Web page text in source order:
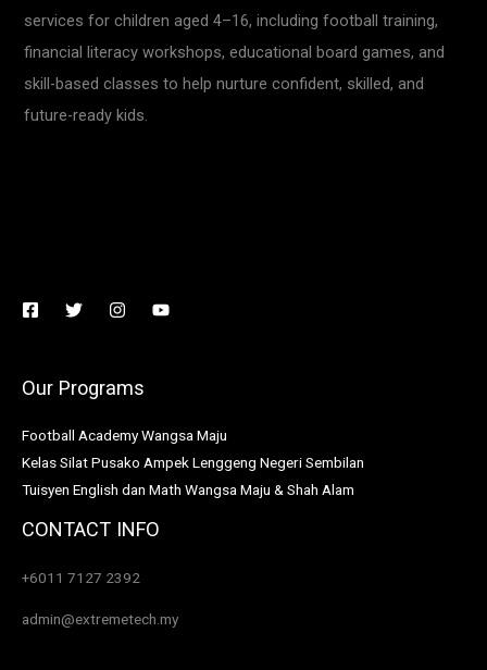
services for children aged 4–16, including football training,
financial literacy workshops, educational board games, and
skill-based classes to help nurture confident, skilled, and
future-ready kids.
Our Programs
Football Academy Wangsa Maju
Kelas Silat Pusako Ampek Lenggeng Negeri Sembilan
Tuisyen English dan Math Wangsa Maju & Shah Alam
CONTACT INFO
+6011 7127 2392
admin@extremetech.my